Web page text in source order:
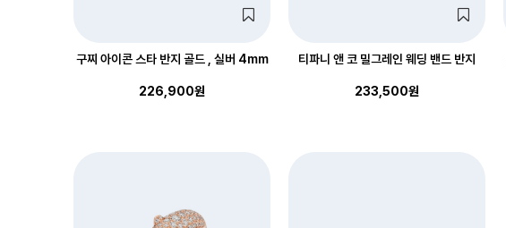
구찌 아이콘 스타 반지 골드 , 실버 4mm
226,900원
티파니 앤 코 밀그레인 웨딩 밴드 반지
233,500원